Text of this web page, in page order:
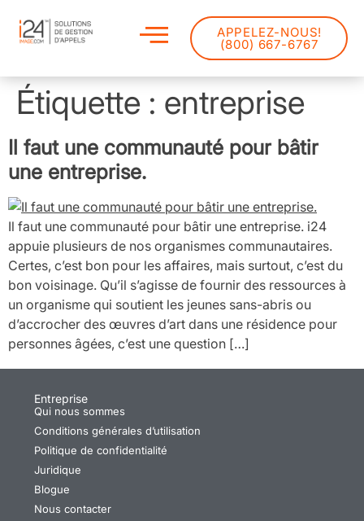
APPELEZ-NOUS!
(800) 667-6767
Étiquette : entreprise
Il faut une communauté pour bâtir
une entreprise.
Il faut une communauté pour bâtir une entreprise. i24
appuie plusieurs de nos organismes communautaires.
Certes, c’est bon pour les affaires, mais surtout, c’est du
bon voisinage. Qu’il s’agisse de fournir des ressources à
un organisme qui soutient les jeunes sans-abris ou
d’accrocher des œuvres d’art dans une résidence pour
personnes âgées, c’est une question […]
Entreprise
Qui nous sommes
Conditions générales d’utilisation
Politique de confidentialité
Juridique
Blogue
Nous contacter